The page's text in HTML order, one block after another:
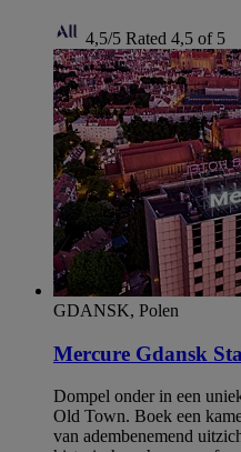
4,5/5 Rated 4,5 of 5
GDANSK, Polen
Mercure Gdansk
Dompel onder in een
Old Town. Boek een
van adembenemend